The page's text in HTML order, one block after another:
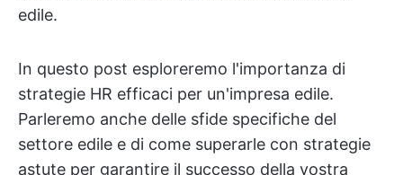
edile.
In questo post esploreremo l'importanza di
strategie HR efficaci per un'impresa edile.
Parleremo anche delle sfide specifiche del
settore edile e di come superarle con strategie
astute per garantire il successo della vostra